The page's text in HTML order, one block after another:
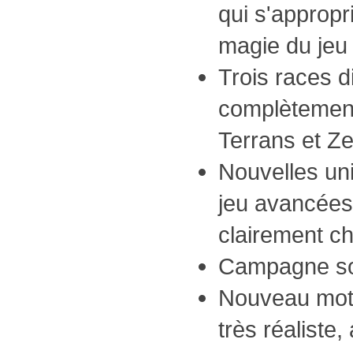
qui
magie du
Trois races
Terrans et
Nouvelles
jeu
clairement
Campagne
Nouveau
très réaliste,